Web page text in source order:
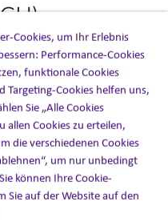
(KI) ein, um
zu identifizieren, die
und durch die
Ansprache und
in der Onkologie als
zu verbessern.
Cookies, um Ihr Erlebnis
Performance-Cookies
funktionale Cookies
Targeting-Cookies helfen uns,
Sie „Alle Cookies
allen Cookies zu erteilen,
die verschiedenen Cookies
um nur unbedingt
können Ihre Cookie-
Sie auf der Website auf den